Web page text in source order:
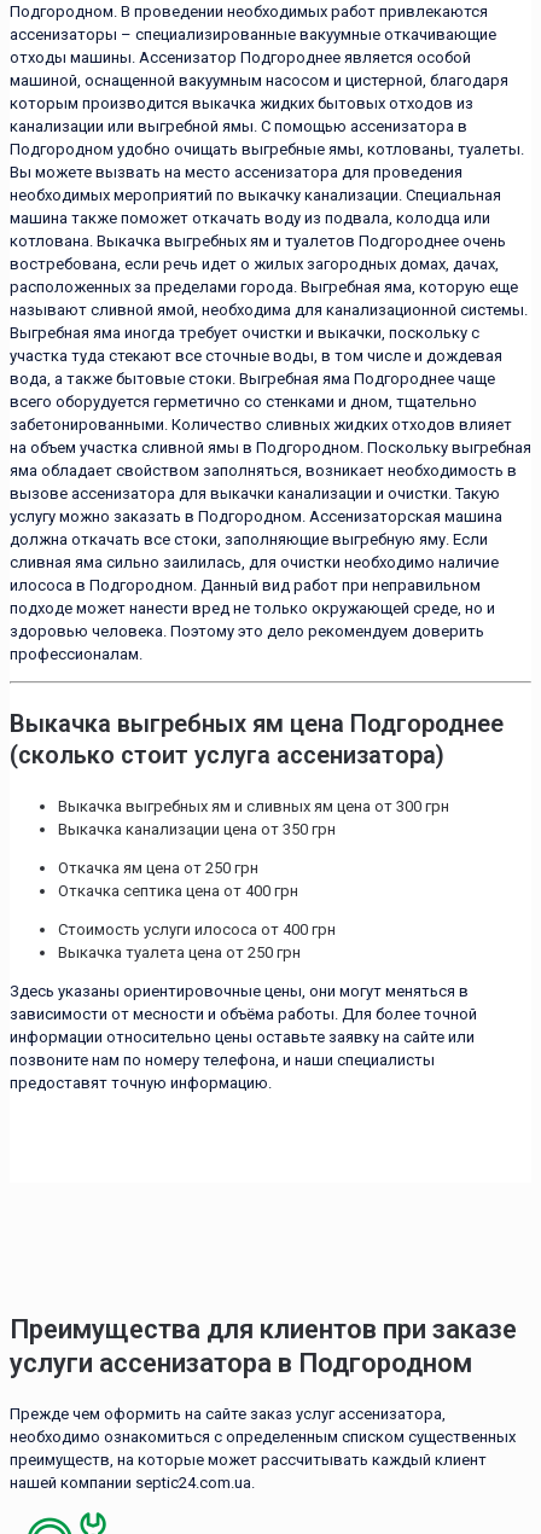
Подгородном. В проведении необходимых работ привлекаются
ассенизаторы – специализированные вакуумные откачивающие
отходы машины. Ассенизатор Подгороднее является особой
машиной, оснащенной вакуумным насосом и цистерной, благодаря
которым производится выкачка жидких бытовых отходов из
канализации или выгребной ямы. С помощью ассенизатора в
Подгородном удобно очищать выгребные ямы, котлованы, туалеты.
Вы можете вызвать на место ассенизатора для проведения
необходимых мероприятий по выкачку канализации. Специальная
машина также поможет откачать воду из подвала, колодца или
котлована. Выкачка выгребных ям и туалетов Подгороднее очень
востребована, если речь идет о жилых загородных домах, дачах,
расположенных за пределами города. Выгребная яма, которую еще
называют сливной ямой, необходима для канализационной системы.
Выгребная яма иногда требует очистки и выкачки, поскольку с
участка туда стекают все сточные воды, в том числе и дождевая
вода, а также бытовые стоки. Выгребная яма Подгороднее чаще
всего оборудуется герметично со стенками и дном, тщательно
забетонированными. Количество сливных жидких отходов влияет
на объем участка сливной ямы в Подгородном. Поскольку выгребная
яма обладает свойством заполняться, возникает необходимость в
вызове ассенизатора для выкачки канализации и очистки. Такую
услугу можно заказать в Подгородном. Ассенизаторская машина
должна откачать все стоки, заполняющие выгребную яму. Если
сливная яма сильно заилилась, для очистки необходимо наличие
илососа в Подгородном. Данный вид работ при неправильном
подходе может нанести вред не только окружающей среде, но и
здоровью человека. Поэтому это дело рекомендуем доверить
профессионалам.
Выкачка выгребных ям цена Подгороднее
(сколько стоит услуга ассенизатора)
Выкачка выгребных ям и сливных ям цена от 300 грн
Выкачка канализации цена от 350 грн
Откачка ям цена от 250 грн
Откачка септика цена от 400 грн
Стоимость услуги илососа от 400 грн
Выкачка туалета цена от 250 грн
Здесь указаны ориентировочные цены, они могут меняться в
зависимости от месности и объёма работы. Для более точной
информации относительно цены оставьте заявку на сайте или
позвоните нам по номеру телефона, и наши специалисты
предоставят точную информацию.
Преимущества для клиентов при заказе
услуги ассенизатора в Подгородном
Прежде чем оформить на сайте заказ услуг ассенизатора,
необходимо ознакомиться с определенным списком существенных
преимуществ, на которые может рассчитывать каждый клиент
нашей компании septic24.com.ua.